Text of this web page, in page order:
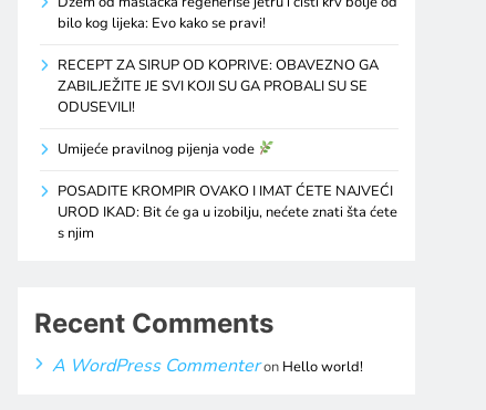
bilo kog lijeka: Evo kako se pravi!
RECEPT ZA SIRUP OD KOPRIVE: OBAVEZNO GA
ZABILJEŽITE JE SVI KOJI SU GA PROBALI SU SE
ODUSEVILI!
Umijeće pravilnog pijenja vode
POSADITE KROMPIR OVAKO I IMAT ĆETE NAJVEĆI
UROD IKAD: Bit će ga u izobilju, nećete znati šta ćete
s njim
Recent Comments
A WordPress Commenteron Hello world!